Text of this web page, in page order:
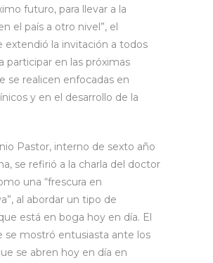
futuro, para llevar a la
el país a otro nivel”, el
extendió la invitación a todos
participar en las próximas
se realicen enfocadas en
y en el desarrollo de la
Pastor, interno de sexto año
se refirió a la charla del doctor
una “frescura en
al abordar un tipo de
está en boga hoy en día. El
se mostró entusiasta ante los
se abren hoy en día en